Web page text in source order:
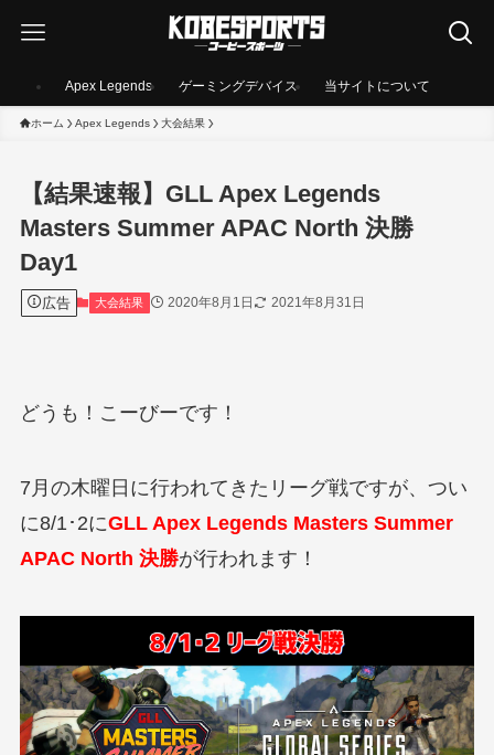
Apex Legends ゲーミングデバイス 当サイトについて
ホーム Apex Legends 大会結果
【結果速報】GLL Apex Legends
Masters Summer APAC North 決勝
Day1
広告 大会結果 2020年8月1日 2021年8月31日
どうも！こーびーです！
7月の木曜日に行われてきたリーグ戦ですが、つい
に8/1･2にGLL Apex Legends Masters Summer
APAC North 決勝が行われます！